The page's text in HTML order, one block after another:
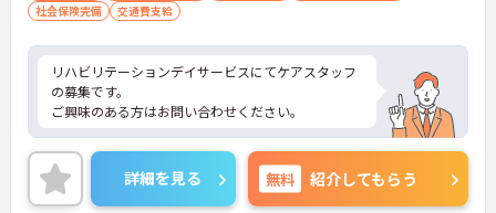
よって手当がUP
社会保険完備
交通費支給
リハビリテーションデイサービスにてケアスタッフ
の募集です。
ご興味のある方はお問い合わせください。
詳細を見る 無料 紹介してもらう